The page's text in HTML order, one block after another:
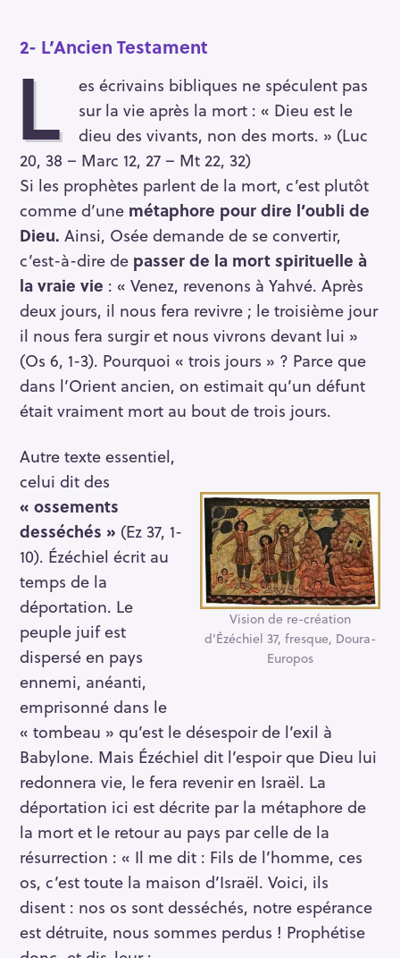
2- L’Ancien Testament
L
es écrivains bibliques ne spéculent pas
sur la vie après la mort : « Dieu est le
dieu des vivants, non des morts. » (Luc
20, 38 – Marc 12, 27 – Mt 22, 32)
Si les prophètes parlent de la mort, c’est plutôt
comme d’une métaphore pour dire l’oubli de
Dieu. Ainsi, Osée demande de se convertir,
c’est-à-dire de passer de la mort spirituelle à
la vraie vie : « Venez, revenons à Yahvé. Après
deux jours, il nous fera revivre ; le troisième jour
il nous fera surgir et nous vivrons devant lui »
(Os 6, 1-3). Pourquoi « trois jours » ? Parce que
dans l’Orient ancien, on estimait qu’un défunt
était vraiment mort au bout de trois jours.
Vision de re-création
d’Ézéchiel 37, fresque, Doura-
Europos
Autre texte essentiel,
celui dit des
« ossements
desséchés » (Ez 37, 1-
10). Ézéchiel écrit au
temps de la
déportation. Le
peuple juif est
dispersé en pays
ennemi, anéanti,
emprisonné dans le
« tombeau » qu’est le désespoir de l’exil à
Babylone. Mais Ézéchiel dit l’espoir que Dieu lui
redonnera vie, le fera revenir en Israël. La
déportation ici est décrite par la métaphore de
la mort et le retour au pays par celle de la
résurrection : « Il me dit : Fils de l’homme, ces
os, c’est toute la maison d’Israël. Voici, ils
disent : nos os sont desséchés, notre espérance
est détruite, nous sommes perdus ! Prophétise